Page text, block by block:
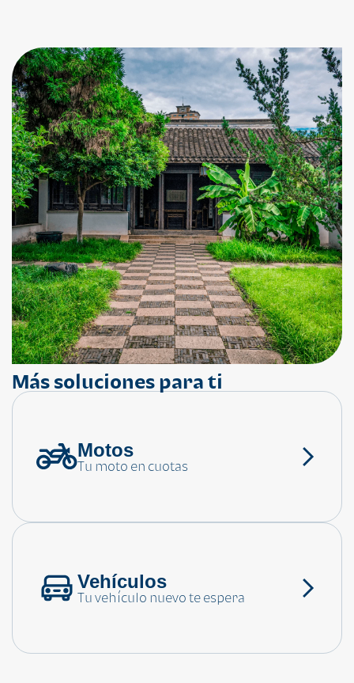
¿Necesitas ayuda?
Más soluciones para ti
Motos
Tu moto en cuotas
Vehículos
Tu vehículo nuevo te espera